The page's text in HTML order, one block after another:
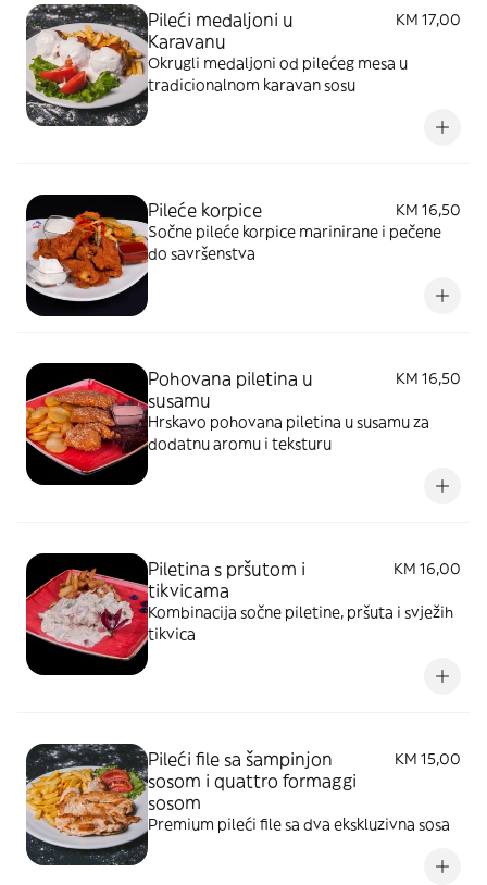
Pileći medaljoni u
Karavanu
KM 17,00
Okrugli medaljoni od pilećeg mesa u
tradicionalnom karavan sosu
Pileće korpice
KM 16,50
Sočne pileće korpice marinirane i pečene
do savršenstva
Pohovana piletina u
susamu
KM 16,50
Hrskavo pohovana piletina u susamu za
dodatnu aromu i teksturu
Piletina s pršutom i
tikvicama
KM 16,00
Kombinacija sočne piletine, pršuta i svježih
tikvica
Pileći file sa šampinjon
sosom i quattro formaggi
sosom
KM 15,00
Premium pileći file sa dva ekskluzivna sosa